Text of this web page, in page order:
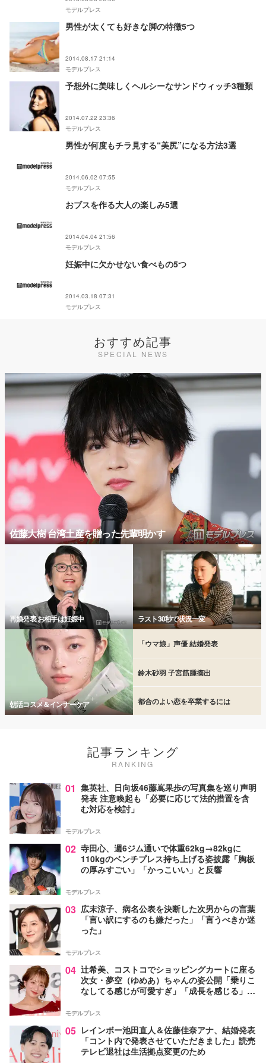
モデルプレス
男性が太くても好きな脚の特徴5つ
2014.08.17 21:14
モデルプレス
予想外に美味しくヘルシーなサンドウィッチ3種類
2014.07.22 23:36
モデルプレス
男性が何度もチラ見する“美尻”になる方法3選
2014.06.02 07:55
モデルプレス
おブスを作る大人の楽しみ5選
2014.04.04 21:56
モデルプレス
妊娠中に欠かせない食べもの5つ
2014.03.18 07:31
モデルプレス
おすすめ記事
SPECIAL NEWS
佐藤大樹 台湾土産を贈った先輩明かす
再婚発表 お相手は妊娠中 ラスト30秒で状況一変
朝活コスメ＆インナーケア
「ウマ娘」声優 結婚発表
鈴木砂羽 子宮筋腫摘出
都合のよい恋を卒業するには
記事ランキング
RANKING
01 集英社、日向坂46藤嶌果歩の写真集を巡り声明
発表 注意喚起も「必要に応じて法的措置を含
む対応を検討」
モデルプレス
02 寺田心、週6ジム通いで体重62kg→82kgに
110kgのベンチプレス持ち上げる姿披露「胸板
の厚みすごい」「かっこいい」と反響
モデルプレス
03 広末涼子、病名公表を決断した次男からの言葉
「言い訳にするのも嫌だった」「言うべきか迷
った」
モデルプレス
04 辻希美、コストコでショッピングカートに座る
次女・夢空（ゆめあ）ちゃんの姿公開「乗りこ
なしてる感じが可愛すぎ」「成長を感じる」の
モデルプレス
05 レインボー池田直人＆佐藤佳奈アナ、結婚発表
「コント内で発表させていただきました」読売
テレビ退社は生活拠点変更のため